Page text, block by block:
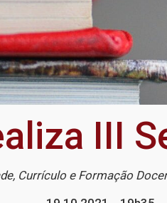
III
Currículo e Formação